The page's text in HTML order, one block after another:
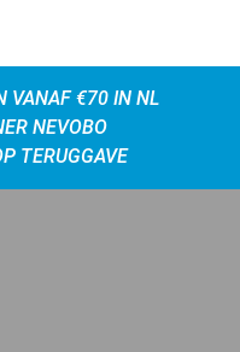
VANAF €70 IN NL
NEVOBO
TERUGGAVE